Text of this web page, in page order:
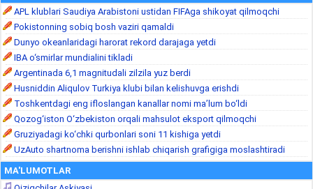
APL klublari Saudiya Arabistoni ustidan FIFAga shikoyat qilmoqchi
Pokistonning sobiq bosh vaziri qamaldi
Dunyo okeanlaridagi harorat rekord darajaga yetdi
IBA o‘smirlar mundialini tikladi
Argentinada 6,1 magnitudali zilzila yuz berdi
Husniddin Aliqulov Turkiya klubi bilan kelishuvga erishdi
Toshkentdagi eng ifloslangan kanallar nomi ma’lum bo‘ldi
Qozog‘iston O‘zbekiston orqali mahsulot eksport qilmoqchi
Gruziyadagi ko‘chki qurbonlari soni 11 kishiga yetdi
UzAuto shartnoma berishni ishlab chiqarish grafigiga moslashtiradi
MA'LUMOTLAR